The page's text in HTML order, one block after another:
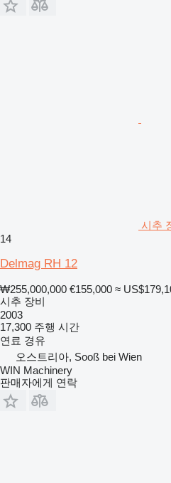
시추
14
Delmag RH 12
₩255,000,000 €155,000 ≈
시추 장비
2003
17,300 주행 시간
연료 경유
오스트리아, Sooß bei Wien
WIN Machinery
판매자에게 연락